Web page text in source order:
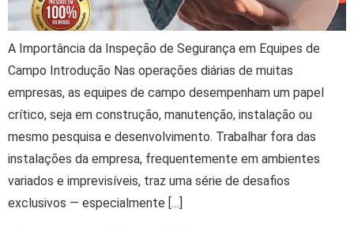
A Importância da Inspeção de Segurança em Equipes de
Campo Introdução Nas operações diárias de muitas
empresas, as equipes de campo desempenham um papel
crítico, seja em construção, manutenção, instalação ou
mesmo pesquisa e desenvolvimento. Trabalhar fora das
instalações da empresa, frequentemente em ambientes
variados e imprevisíveis, traz uma série de desafios
exclusivos — especialmente […]